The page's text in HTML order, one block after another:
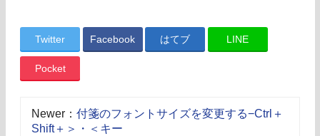
Twitter Facebook はてブ LINE
Pocket
Newer： 付箋のフォントサイズを変更する−Ctrl＋
Shift＋＞・＜キー